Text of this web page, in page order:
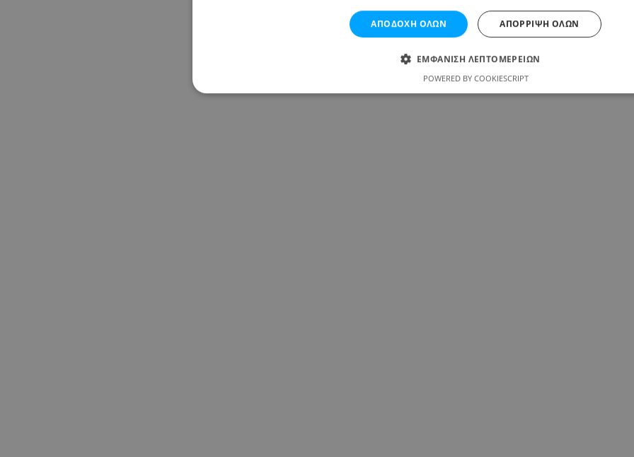
ΑΠΟΔΟΧΉ ΌΛΩΝ ΑΠΌΡΡΙΨΗ ΌΛΩΝ
ΕΜΦΆΝΙΣΗ ΛΕΠΤΟΜΕΡΕΙΏΝ
POWERED BY COOKIESCRIPT